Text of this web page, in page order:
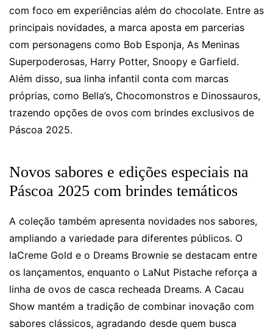
com foco em experiências além do chocolate. Entre as
principais novidades, a marca aposta em parcerias
com personagens como Bob Esponja, As Meninas
Superpoderosas, Harry Potter, Snoopy e Garfield.
Além disso, sua linha infantil conta com marcas
próprias, como Bella’s, Chocomonstros e Dinossauros,
trazendo opções de ovos com brindes exclusivos de
Páscoa 2025.
Novos sabores e edições especiais na
Páscoa 2025 com brindes temáticos
A coleção também apresenta novidades nos sabores,
ampliando a variedade para diferentes públicos. O
laCreme Gold e o Dreams Brownie se destacam entre
os lançamentos, enquanto o LaNut Pistache reforça a
linha de ovos de casca recheada Dreams. A Cacau
Show mantém a tradição de combinar inovação com
sabores clássicos, agradando desde quem busca